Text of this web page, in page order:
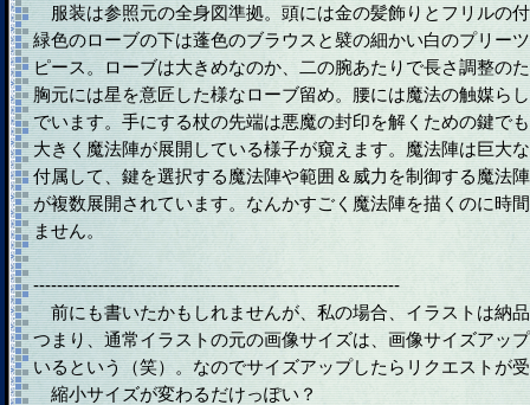
服装は参照元の全身図準拠。頭には金の髪飾りとフリルの
緑色のローブの下は蓬色のブラウスと襞の細かい白のプリー
ピース。ローブは大きめなのか、二の腕あたりで長さ調整の
胸元には星を意匠した様なローブ留め。腰には魔法の触媒ら
でいます。手にする杖の先端は悪魔の封印を解くための鍵で
大きく魔法陣が展開している様子が窺えます。魔法陣は巨大
付属して、鍵を選択する魔法陣や範囲＆威力を制御する魔法
が複数展開されています。なんかすごく魔法陣を描くのに時
ません。
--------------------------------------------------------------
前にも書いたかもしれませんが、私の場合、イラストは納
つまり、通常イラストの元の画像サイズは、画像サイズアッ
いるという（笑）。なのでサイズアップしたらリクエストが
縮小サイズが変わるだけっぽい？